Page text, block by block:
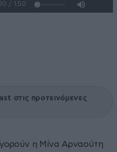
στις προτεινόμενες
η Μίνα Αρναούτη